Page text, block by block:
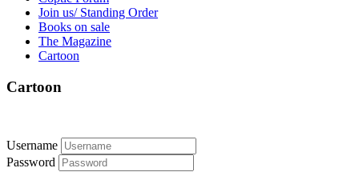
Join us/ Standing Order
Books on sale
The Magazine
Cartoon
Cartoon
Username
Password